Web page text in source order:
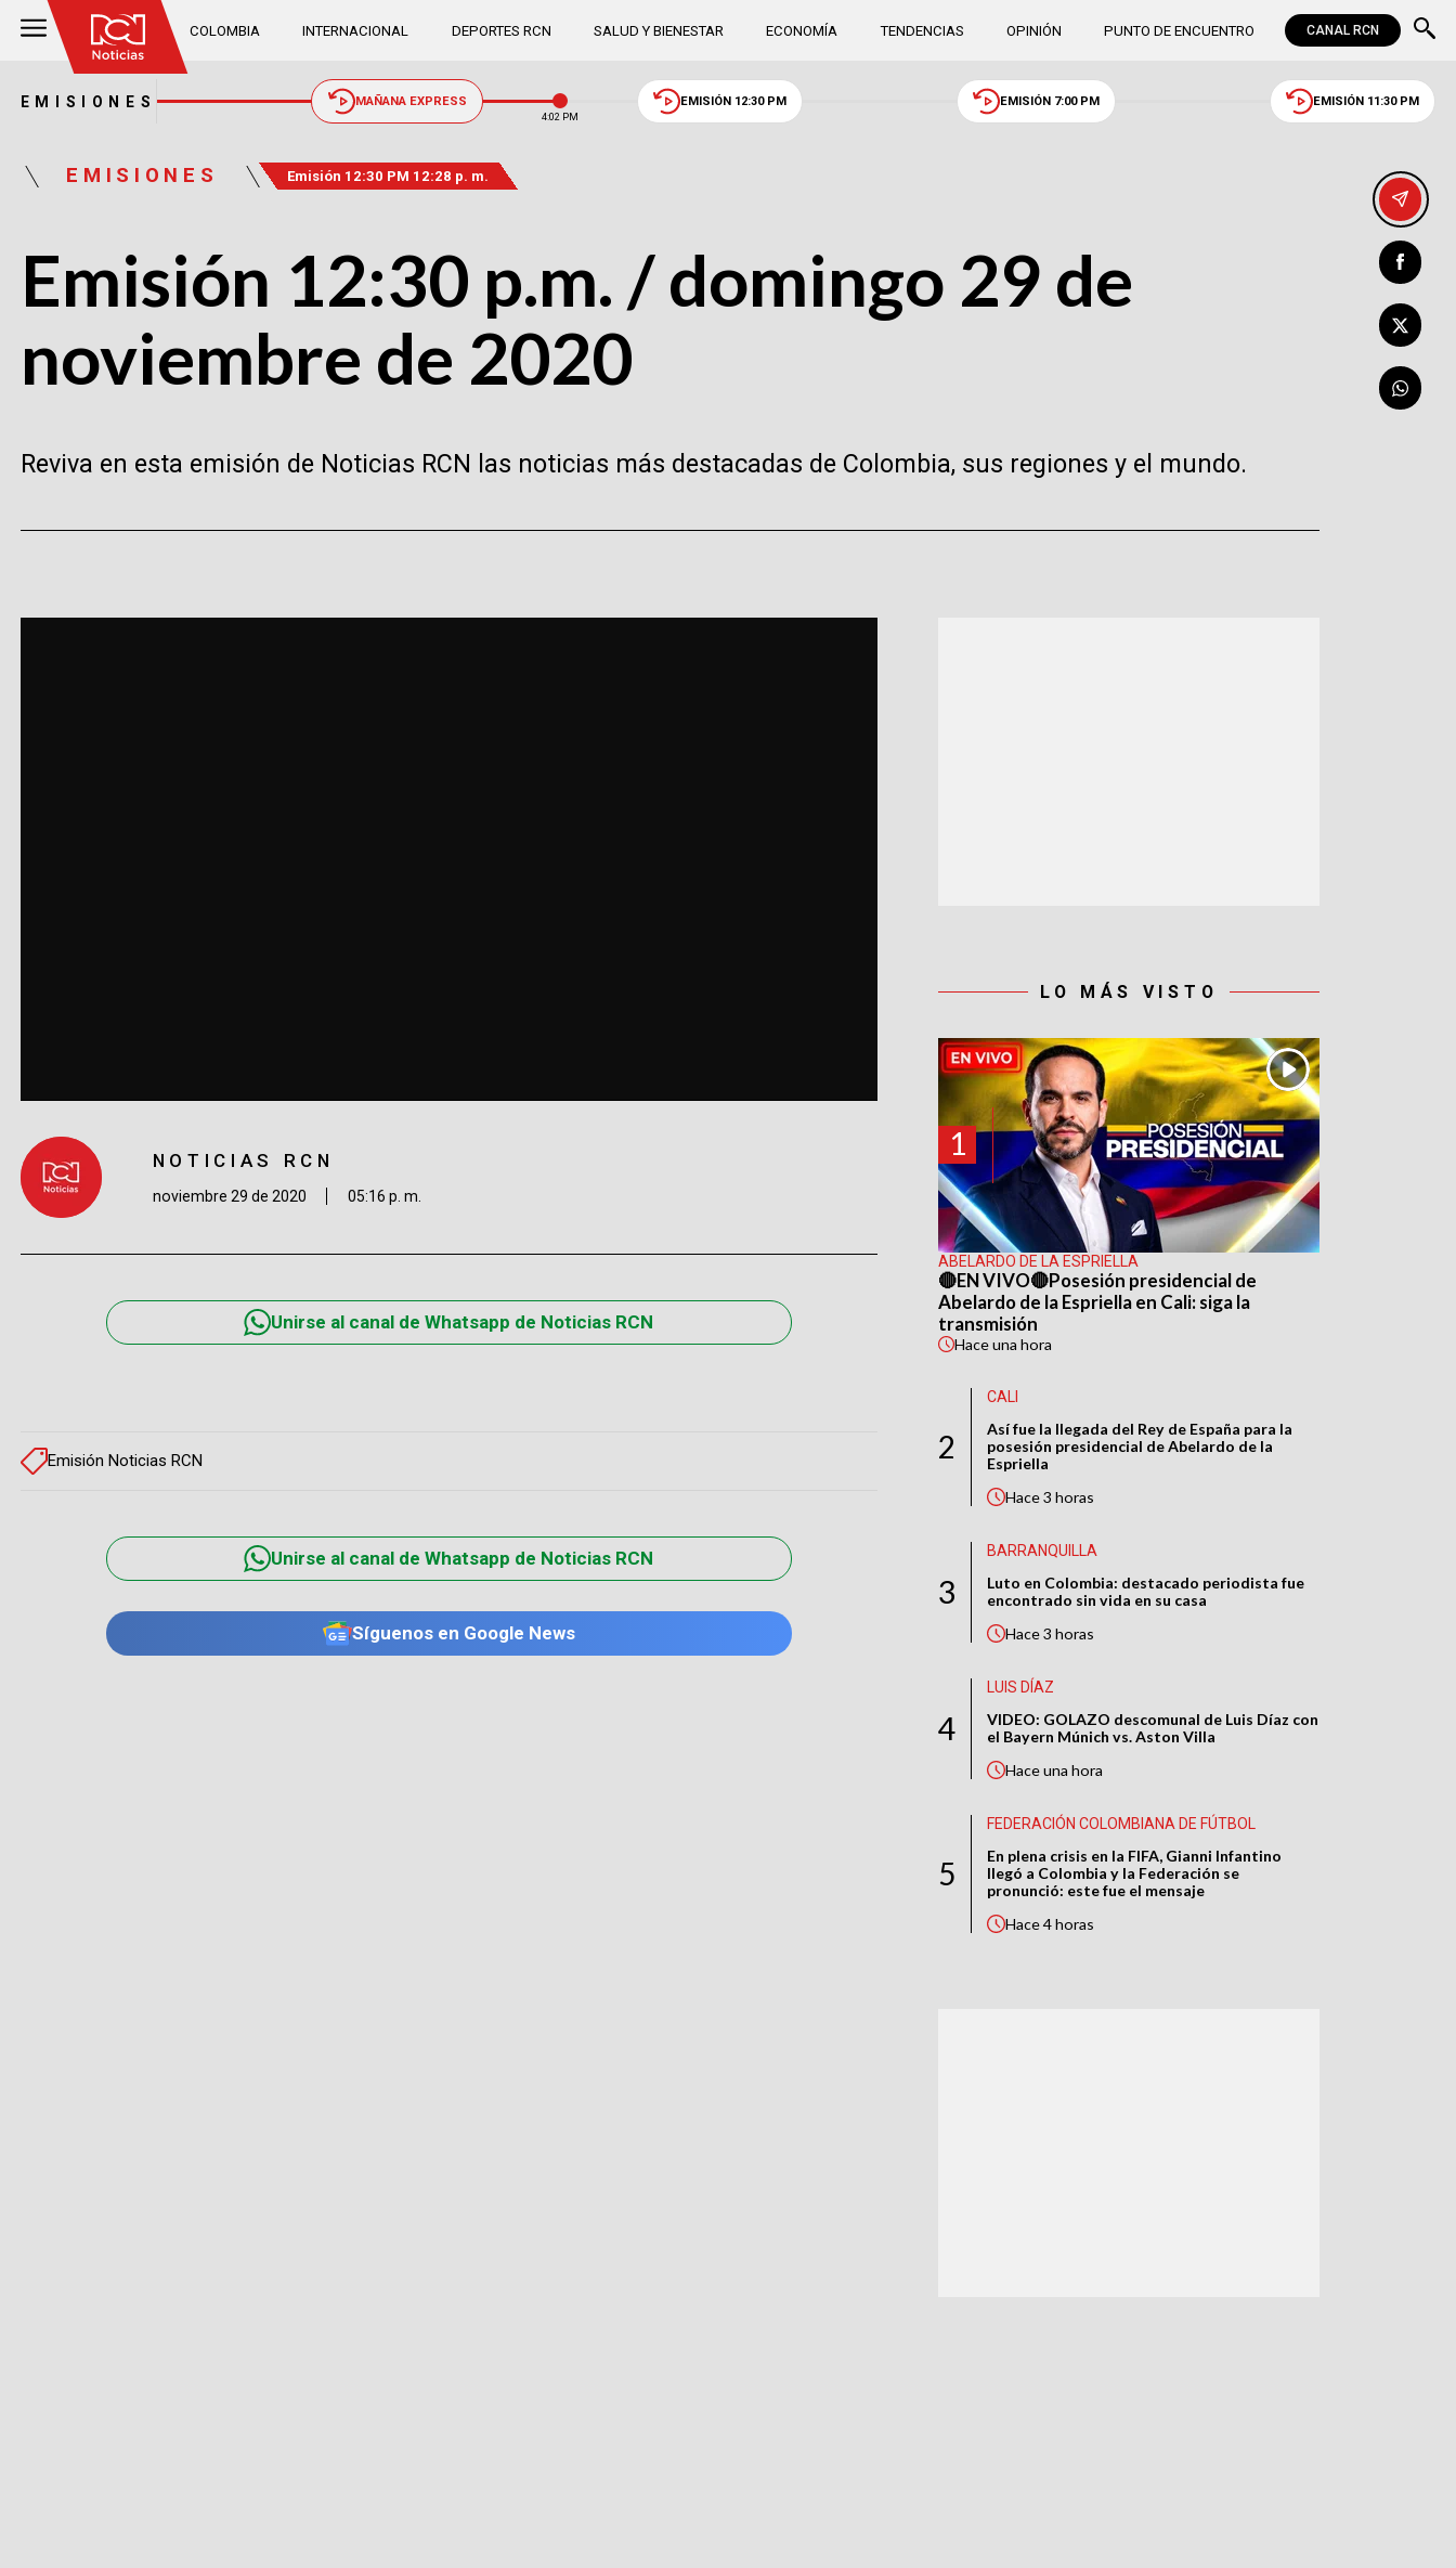
COLOMBIA INTERNACIONAL DEPORTES RCN SALUD Y BIENESTAR ECONOMÍA TENDENCIAS OPINIÓN PUNTO DE ENCUENTRO CANAL RCN
EMISIONES MAÑANA EXPRESS
4:02 PM
EMISIÓN 12:30 PM EMISIÓN 7:00 PM EMISIÓN 11:30 PM
EMISIONES Emisión 12:30 PM 12:28 p. m.
Emisión 12:30 p.m. / domingo 29 de
noviembre de 2020
Reviva en esta emisión de Noticias RCN las noticias más destacadas de Colombia, sus regiones y el mundo.
NOTICIAS RCN
noviembre 29 de 2020 05:16 p. m.
Unirse al canal de Whatsapp de Noticias RCN
Emisión Noticias RCN
Unirse al canal de Whatsapp de Noticias RCN
Síguenos en Google News
LO MÁS VISTO
1
ABELARDO DE LA ESPRIELLA
🔴EN VIVO🔴Posesión presidencial de
Abelardo de la Espriella en Cali: siga la
transmisión
Haceuna hora
2
CALI
Así fue la llegada del Rey de España para la
posesión presidencial de Abelardo de la
Espriella
Hace3 horas
3
BARRANQUILLA
Luto en Colombia: destacado periodista fue
encontrado sin vida en su casa
Hace3 horas
4
LUIS DÍAZ
VIDEO: GOLAZO descomunal de Luis Díaz con
el Bayern Múnich vs. Aston Villa
Haceuna hora
5
FEDERACIÓN COLOMBIANA DE FÚTBOL
En plena crisis en la FIFA, Gianni Infantino
llegó a Colombia y la Federación se
pronunció: este fue el mensaje
Hace4 horas